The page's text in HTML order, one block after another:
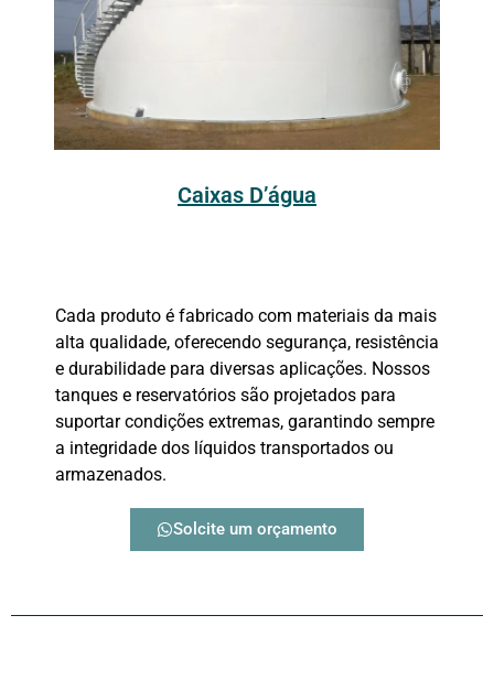
Caixas D’água
Cada produto é fabricado com materiais da mais
alta qualidade, oferecendo segurança, resistência
e durabilidade para diversas aplicações. Nossos
tanques e reservatórios são projetados para
suportar condições extremas, garantindo sempre
a integridade dos líquidos transportados ou
armazenados.
Solcite um orçamento